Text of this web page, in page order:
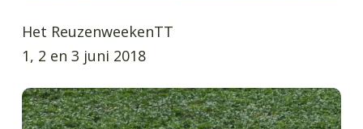
Het ReuzenweekenTT
1, 2 en 3 juni 2018